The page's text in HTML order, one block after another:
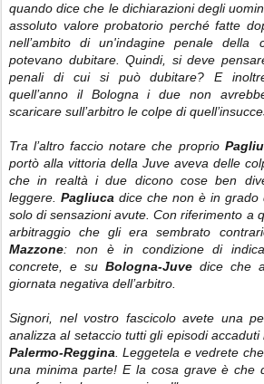
quando dice che le dichiarazioni degli
assoluto valore probatorio perché fatte
nell’ambito di un'indagine penale
potevano dubitare. Quindi, si deve
penali di cui si può dubitare? E
quell’anno il Bologna i due non
scaricare sull’arbitro le colpe di
Tra l’altro faccio notare che proprio
portò alla vittoria della Juve aveva delle
che in realtà i due dicono cose ben
leggere. Pagliuca dice che non è in grado
solo di sensazioni avute. Con riferimento a
arbitraggio che gli era sembrato
Mazzone: non è in condizione di
concrete, e su Bologna-Juve dice che
giornata negativa dell’arbitro.
Signori, nel vostro fascicolo avete una
analizza al setaccio tutti gli episodi
Palermo-Reggina . Leggetela e vedrete
una minima parte! E la cosa grave è che